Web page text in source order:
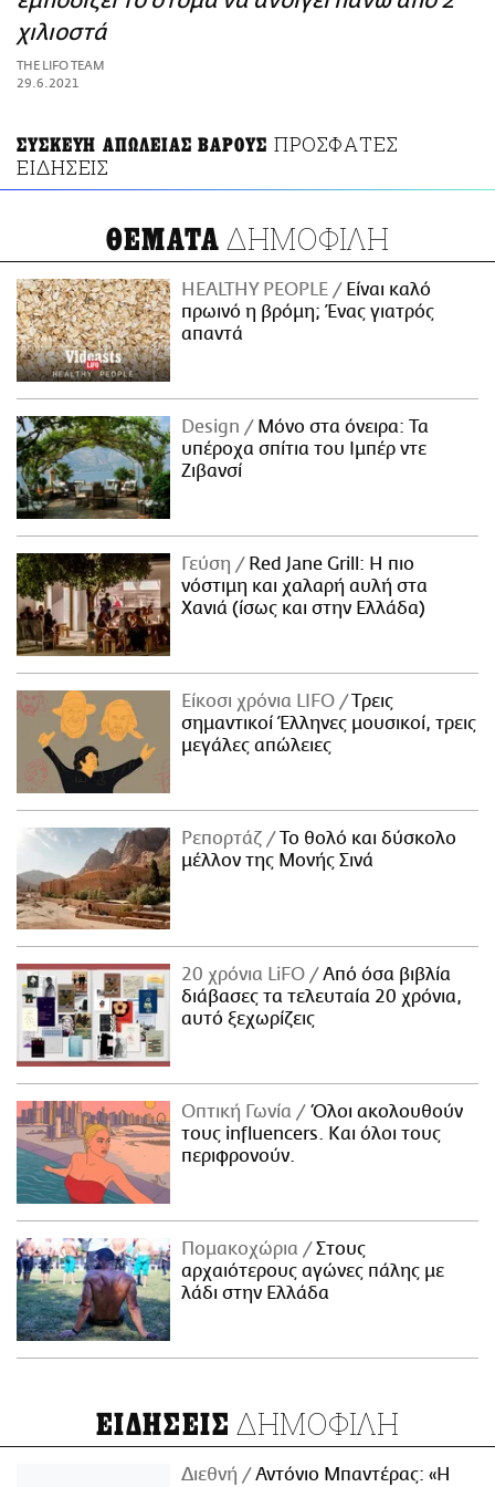
ΑΜΠΑ
PRINT
χιλιοστά
THE LIFO TEAM
29.6.2021
ΣΥΣΚΕΥΗ ΑΠΩΛΕΙΑΣ ΒΑΡΟΥΣ ΠΡΟΣΦΑΤΕΣ
ΕΙΔΗΣΕΙΣ
ΘΕΜΑΤΑ ΔΗΜΟΦΙΛΗ
HEALTHY PEOPLE
Είναι καλό
πρωινό η βρόμη; Ένας γιατρός
απαντά
Design
Μόνο στα όνειρα: Τα
υπέροχα σπίτια του Ιμπέρ ντε
Ζιβανσί
Γεύση
Red Jane Grill: Η πιο
νόστιμη και χαλαρή αυλή στα
Χανιά (ίσως και στην Ελλάδα)
Είκοσι χρόνια LIFO
Tρεις
σημαντικοί Έλληνες μουσικοί, τρεις
μεγάλες απώλειες
Ρεπορτάζ
Το θολό και δύσκολο
μέλλον της Μονής Σινά
20 χρόνια LiFO
Από όσα βιβλία
διάβασες τα τελευταία 20 χρόνια,
αυτό ξεχωρίζεις
Οπτική Γωνία
Όλοι ακολουθούν
τους influencers. Και όλοι τους
περιφρονούν.
Πομακοχώρια
Στους
αρχαιότερους αγώνες πάλης με
λάδι στην Ελλάδα
ΕΙΔΗΣΕΙΣ ΔΗΜΟΦΙΛΗ
Διεθνή Αντόνιο Μπαντέρας: «Η